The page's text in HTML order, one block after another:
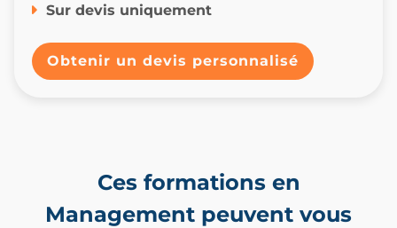
Sur devis uniquement
Obtenir un devis personnalisé
Ces formations en
Management peuvent vous